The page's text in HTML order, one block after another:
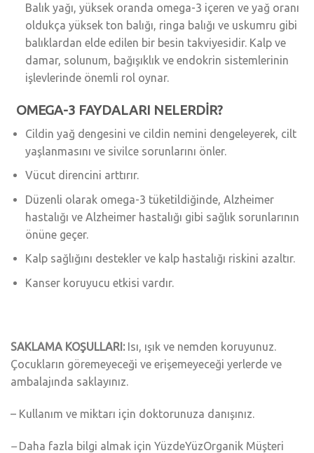
Balık yağı, yüksek oranda omega-3 içeren ve yağ oranı
oldukça yüksek ton balığı, ringa balığı ve uskumru gibi
balıklardan elde edilen bir besin takviyesidir. Kalp ve
damar, solunum, bağışıklık ve endokrin sistemlerinin
işlevlerinde önemli rol oynar.
OMEGA-3 FAYDALARI NELERDİR?
Cildin yağ dengesini ve cildin nemini dengeleyerek, cilt
yaşlanmasını ve sivilce sorunlarını önler.
Vücut direncini arttırır.
Düzenli olarak omega-3 tüketildiğinde, Alzheimer
hastalığı ve Alzheimer hastalığı gibi sağlık sorunlarının
önüne geçer.
Kalp sağlığını destekler ve kalp hastalığı riskini azaltır.
Kanser koruyucu etkisi vardır.
SAKLAMA KOŞULLARI: Isı, ışık ve nemden koruyunuz.
Çocukların göremeyeceği ve erişemeyeceği yerlerde ve
ambalajında saklayınız.
– Kullanım ve miktarı için doktorunuza danışınız.
– Daha fazla bilgi almak için YüzdeYüzOrganik Müşteri